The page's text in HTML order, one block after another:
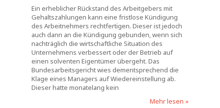
Ein erheblicher Rückstand des Arbeitgebers mit
Gehaltszahlungen kann eine fristlose Kündigung
des Arbeitnehmers rechtfertigen. Dieser ist jedoch
auch dann an die Kündigung gebunden, wenn sich
nachträglich die wirtschaftliche Situation des
Unternehmens verbessert oder der Betrieb auf
einen solventen Eigentümer übergeht. Das
Bundesarbeitsgericht wies dementsprechend die
Klage eines Managers auf Wiedereinstellung ab.
Dieser hatte monatelang kein
Mehr lesen »